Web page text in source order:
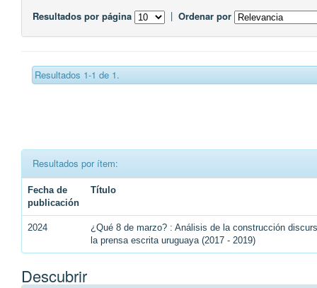
Resultados por página | Ordenar por
Resultados 1-1 de 1.
Resultados por ítem:
Fecha de
publicación
Título
2024
¿Qué 8 de marzo? : Análisis de la construcción
la prensa escrita uruguaya (2017 - 2019)
Descubrir